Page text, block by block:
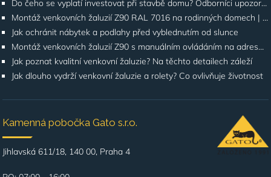
Do čeho se vyplatí investovat při stavbě domu? Odborníci upozorňují na stínění oken
Montáž venkovních žaluzií Z90 RAL 7016 na rodinných domech | Případová studie
Jak ochránit nábytek a podlahy před vyblednutím od slunce
Montáž venkovních žaluzií Z90 s manuálním ovládáním na adrese Štúrova, Praha 4
Jak poznat kvalitní venkovní žaluzie? Na těchto detailech záleží
Jak dlouho vydrží venkovní žaluzie a rolety? Co ovlivňuje životnost
Kamenná pobočka Gato s.r.o.
Jihlavská 611/18, 140 00, Praha 4